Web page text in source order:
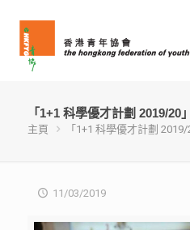
「1+1 科學優才計劃 2019/20
主頁 「1+1 科學優才計劃
11/03/2019